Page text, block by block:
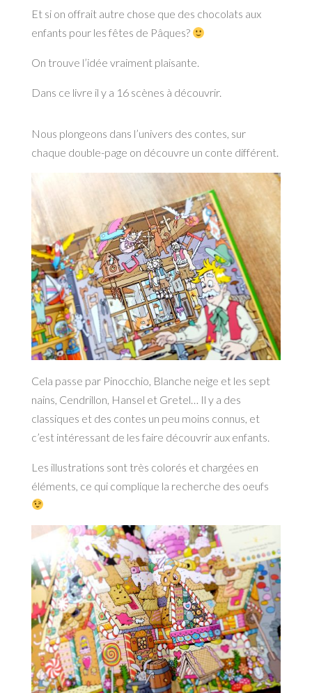
Et si on offrait autre chose que des chocolats aux
enfants pour les fêtes de Pâques?
On trouve l’idée vraiment plaisante.
Dans ce livre il y a 16 scènes à découvrir.
Nous plongeons dans l’univers des contes, sur
chaque double-page on découvre un conte différent.
Cela passe par Pinocchio, Blanche neige et les sept
nains, Cendrillon, Hansel et Gretel… Il y a des
classiques et des contes un peu moins connus, et
c’est intéressant de les faire découvrir aux enfants.
Les illustrations sont très colorés et chargées en
éléments, ce qui complique la recherche des oeufs